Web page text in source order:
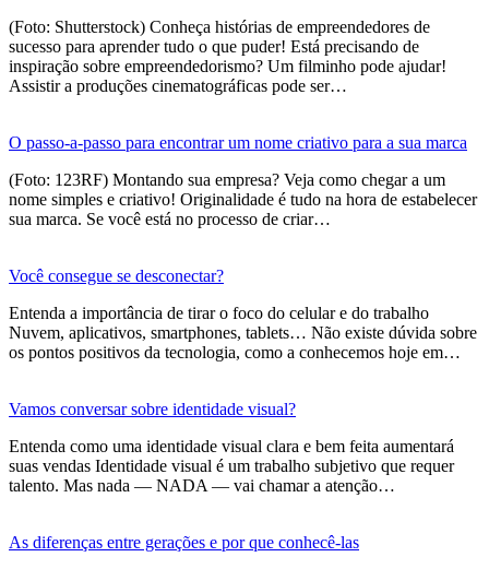
(Foto: Shutterstock) Conheça histórias de empreendedores de
sucesso para aprender tudo o que puder! Está precisando de
inspiração sobre empreendedorismo? Um filminho pode ajudar!
Assistir a produções cinematográficas pode ser…
O passo-a-passo para encontrar um nome criativo para a sua marca
(Foto: 123RF) Montando sua empresa? Veja como chegar a um
nome simples e criativo! Originalidade é tudo na hora de estabelecer
sua marca. Se você está no processo de criar…
Você consegue se desconectar?
Entenda a importância de tirar o foco do celular e do trabalho
Nuvem, aplicativos, smartphones, tablets… Não existe dúvida sobre
os pontos positivos da tecnologia, como a conhecemos hoje em…
Vamos conversar sobre identidade visual?
Entenda como uma identidade visual clara e bem feita aumentará
suas vendas Identidade visual é um trabalho subjetivo que requer
talento. Mas nada — NADA — vai chamar a atenção…
As diferenças entre gerações e por que conhecê-las